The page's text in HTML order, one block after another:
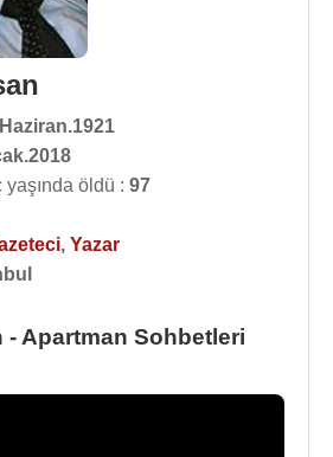
öldü : 97
, Yazar
- Apartman Sohbetleri